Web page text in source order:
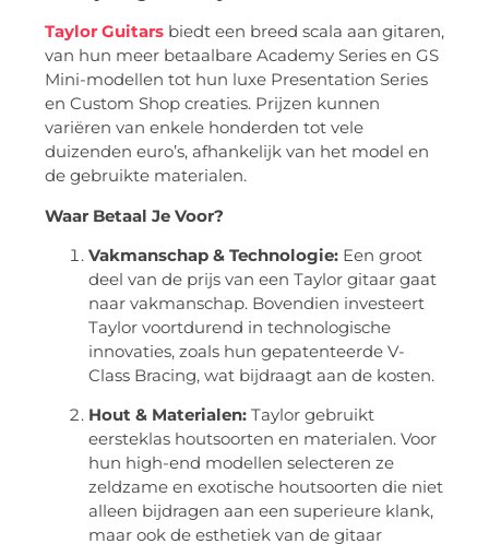
Taylor Guitars biedt een breed scala aan gitaren,
van hun meer betaalbare Academy Series en GS
Mini-modellen tot hun luxe Presentation Series
en Custom Shop creaties. Prijzen kunnen
variëren van enkele honderden tot vele
duizenden euro’s, afhankelijk van het model en
de gebruikte materialen.
Waar Betaal Je Voor?
Vakmanschap & Technologie: Een groot
deel van de prijs van een Taylor gitaar gaat
naar vakmanschap. Bovendien investeert
Taylor voortdurend in technologische
innovaties, zoals hun gepatenteerde V-
Class Bracing, wat bijdraagt aan de kosten.
Hout & Materialen: Taylor gebruikt
eersteklas houtsoorten en materialen. Voor
hun high-end modellen selecteren ze
zeldzame en exotische houtsoorten die niet
alleen bijdragen aan een superieure klank,
maar ook de esthetiek van de gitaar